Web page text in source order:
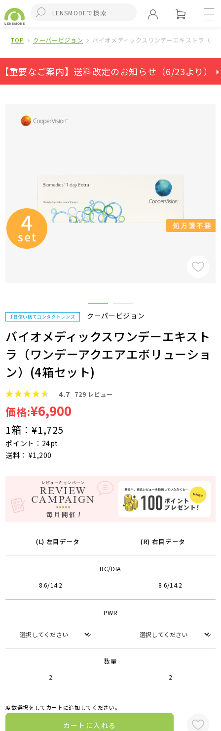
TOP クーパービジョン バイオメディックスワンデーエキストラ（
【重要なご案内】送料改定のお知らせ（6/23より） ⏵
1日使い捨てコンタクトレンズ クーパービジョン
バイオメディックスワンデーエキスト
ラ（ワンデーアクエアエボリューショ
ン）(4箱セット)
4.7 729 レビュー
価格:¥6,900
1箱：¥1,725
ポイント：24pt
送料： ¥1,200
(L) 左目データ (R) 右目データ
BC/DIA
8.6/14.2 8.6/14.2
PWR
数量
2 2
度数選択をしてカートに追加してください。
カートに入れる